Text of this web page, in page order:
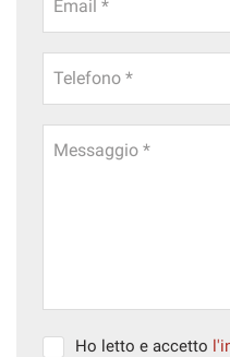
Email *
Telefono *
Messaggio *
Ho letto e accetto